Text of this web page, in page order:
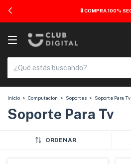
Inicio > Computacion > Soportes > Soporte Para Tv
Soporte Para Tv
ORDENAR